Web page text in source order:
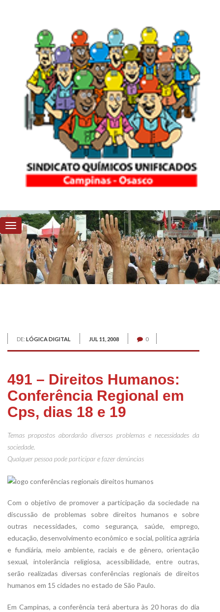
DE: LÓGICA DIGITAL JUL 11, 2008 0
491 – Direitos Humanos:
Conferência Regional em
Cps, dias 18 e 19
Temas propostos abordarão diversos problemas e necessidadesda
sociedade.
Qualquer pessoa pode participar e fazer denúncias
Com o objetivo de promover a participação da sociedade na
discussão de problemas sobre direitos humanos e sobre
outras necessidades, como segurança, saúde, emprego,
educação, desenvolvimento econômico e social, política agrária
e fundiária, meio ambiente, raciais e de gênero, orientação
sexual, intolerância religiosa, acessibilidade, entre outras,
serão realizadas diversas conferências regionais de direitos
humanos em 15 cidades no estado de São Paulo.
Em Campinas, a conferência terá abertura às 20 horas do dia